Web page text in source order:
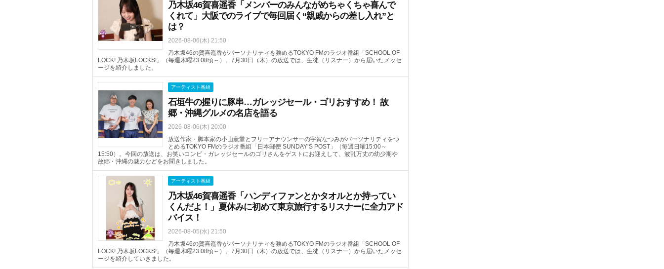
乃木坂46賀喜遥香「メンバーのみんながめちゃくちゃ喜んで
くれて」大阪でのライブで毎回届く“親戚からの差し入れ”と
は？
2026-08-06(木) 21:50
乃木坂46の賀喜遥香がパーソナリティを務めるTOKYO FMのラジオ番組「SCHOOL OF
LOCK! 乃木坂LOCKS!」（毎週木曜23:08頃～）。7月30日（木）の放送では、生徒（リスナー）から届いたメッセ
ージを紹介しました。
アーティスト番組
石垣牛の握りに豚串…ガレッジセール・ゴリおすすめ！ 故
郷・沖縄グルメの名店を語る
2026-08-06(木) 20:00
放送作家・脚本家の小山薫堂とフリーアナウンサーの宇賀なつみがパーソナリティをつ
とめるTOKYO FMのラジオ番組「日本郵便 SUNDAY’S POST」（毎週日曜15:00～
15:50）。今回の放送は、お笑いコンビ・ガレッジセールのゴリさんをゲストにお迎えして、波乱万丈の幼少期や
故郷・沖縄の魅力などをお聞きしました。
アーティスト番組
乃木坂46賀喜遥香「ハンディファンとかタオルとか持ってい
くんだよ！」夏休みに初めて東京旅行するリスナーに全力アド
バイス！
2026-08-05(水) 21:50
乃木坂46の賀喜遥香がパーソナリティを務めるTOKYO FMのラジオ番組「SCHOOL OF
LOCK! 乃木坂LOCKS!」（毎週木曜23:08頃～）。7月30日（木）の放送では、生徒（リスナー）から届いたメッセ
ージを紹介していきました。